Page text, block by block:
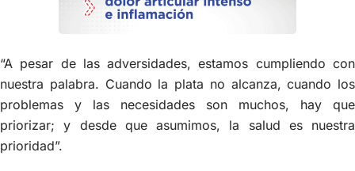
“A pesar de las adversidades, estamos cumpliendo con
nuestra palabra. Cuando la plata no alcanza, cuando los
problemas y las necesidades son muchos, hay que
priorizar; y desde que asumimos, la salud es nuestra
prioridad”.